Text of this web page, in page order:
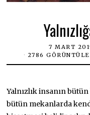
7 MART
2786
Yalnızlık insanın
bütün mekanlarda